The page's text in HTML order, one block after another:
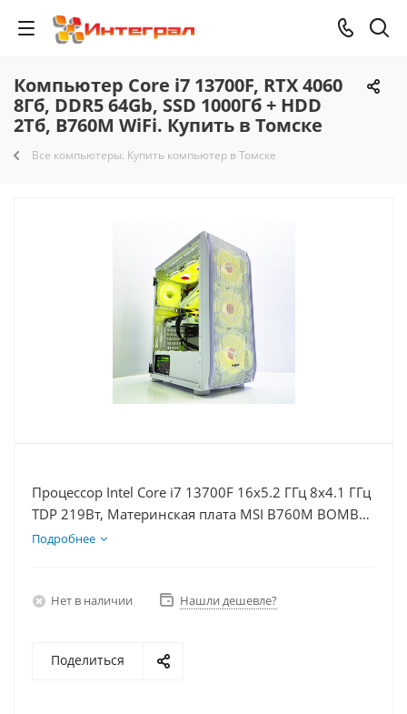
Компьютер Core i7 13700F, RTX 4060
8Гб, DDR5 64Gb, SSD 1000Гб + HDD
2Тб, B760M WiFi. Купить в Томске
Все компьютеры. Купить компьютер в Томске
Процессор Intel Core i7 13700F 16x5.2 ГГц 8x4.1 ГГц
TDP 219Вт, Материнская плата MSI B760M BOMBER
WIFI D5, Видеокарта RTX 4060 8Гб, Память
Подробнее
Нет в наличии Нашли дешевле?
Поделиться